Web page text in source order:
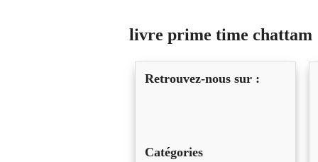
livre prime time chattam
Retrouvez-nous sur :
Catégories